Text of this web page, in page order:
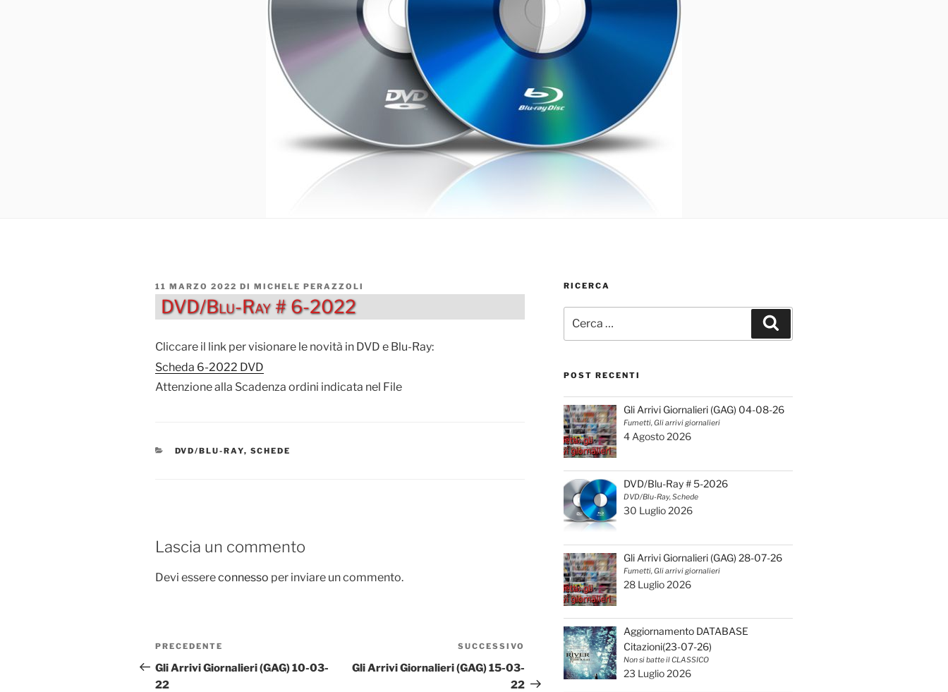
PUBBLICATO
IL
11 MARZO 2022 DI MICHELE PERAZZOLI
DVD/Blu-Ray # 6-2022
Cliccare il link per visionare le novità in DVD e Blu-Ray:
Scheda 6-2022 DVD
Attenzione alla Scadenza ordini indicata nel File
CATEGORIE
DVD/BLU-RAY, SCHEDE
Lascia un commento
Devi essereconnesso per inviare un commento.
Navigazione
articoli
Articolo
precedente:
PRECEDENTE
Gli Arrivi Giornalieri (GAG) 10-03-
22
Articolo
successivo
SUCCESSIVO
Gli Arrivi Giornalieri (GAG) 15-03-
22
RICERCA
POST RECENTI
Gli Arrivi Giornalieri (GAG) 04-08-26
Fumetti, Gli arrivi giornalieri
4 Agosto 2026
DVD/Blu-Ray # 5-2026
DVD/Blu-Ray, Schede
30 Luglio 2026
Gli Arrivi Giornalieri (GAG) 28-07-26
Fumetti, Gli arrivi giornalieri
28 Luglio 2026
Aggiornamento DATABASE
Citazioni(23-07-26)
Non si batte il CLASSICO
23 Luglio 2026